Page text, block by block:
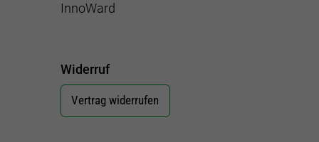
InnoWard
Widerruf
Vertrag widerrufen